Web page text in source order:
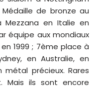
de bronze au
en Italie en
équipe aux mondiaux
1999 ; 7ème place à
en Australie, en
métal précieux. Rares
Mais ils sont encore